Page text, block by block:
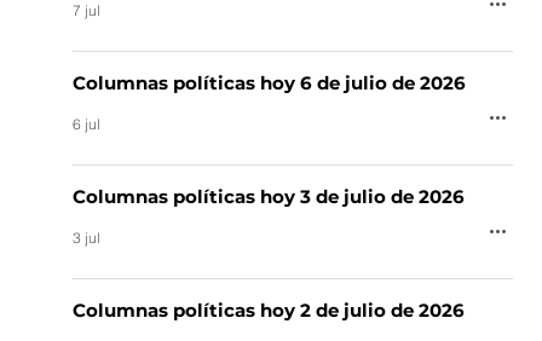
7 jul
Columnas políticas hoy 6 de julio de 2026
6 jul
Columnas políticas hoy 3 de julio de 2026
3 jul
Columnas políticas hoy 2 de julio de 2026